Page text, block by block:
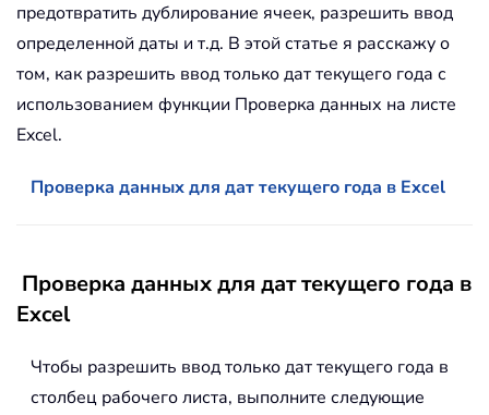
предотвратить дублирование ячеек, разрешить ввод
определенной даты и т.д. В этой статье я расскажу о
том, как разрешить ввод только дат текущего года с
использованием функции Проверка данных на листе
Excel.
Проверка данных для дат текущего года в Excel
Проверка данных для дат текущего года в
Excel
Чтобы разрешить ввод только дат текущего года в
столбец рабочего листа, выполните следующие